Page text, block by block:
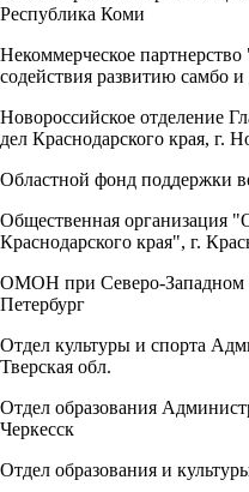
Республика Коми
Некоммерческое
содействия развитию самбо
Новороссийское отделение
дел Краснодарского края, г.
Областной фонд поддержки
Общественная организация
Краснодарского края", г.
ОМОН при Северо-Западном
Петербург
Отдел культуры и спорта
Тверская обл.
Отдел образования
Черкесск
Отдел образования и